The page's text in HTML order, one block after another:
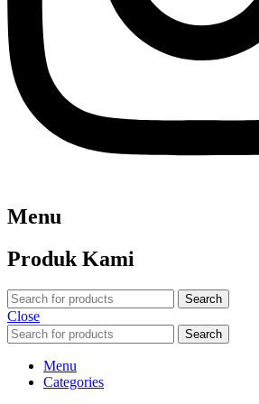
Menu
Produk Kami
Search
Close
Search
Menu
Categories